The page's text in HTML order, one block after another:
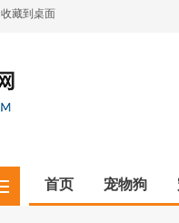
收藏到桌面
首页 宠物狗